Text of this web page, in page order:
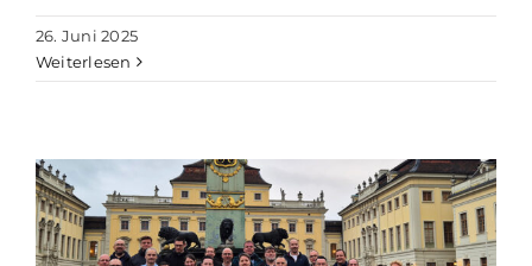
26. Juni 2025
Weiterlesen